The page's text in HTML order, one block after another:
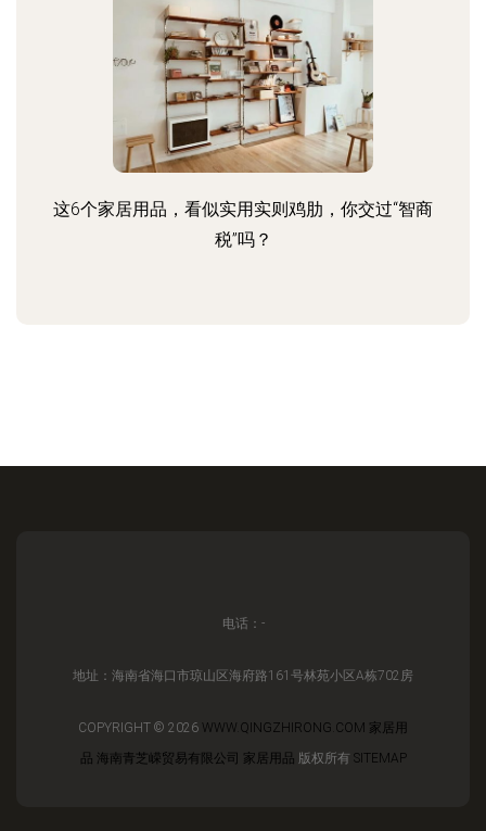
这6个家居用品，看似实用实则鸡肋，你交过“智商
税”吗？
电话：-
地址：海南省海口市琼山区海府路161号林苑小区A栋702房
COPYRIGHT © 2026 WWW.QINGZHIRONG.COM 家居用
品 海南青芝嵘贸易有限公司 家居用品 版权所有 SITEMAP